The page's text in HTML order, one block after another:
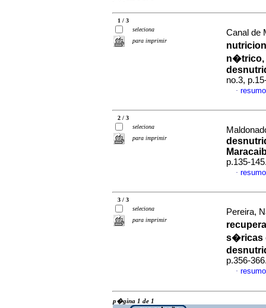
1 / 3
seleciona
para imprimir
Canal de
n�trico,
no.3,
·
2 / 3
seleciona
para imprimir
p.135-
·
3 / 3
seleciona
para imprimir
Pereira,
s�ricas
p.356-
·
p�gina 1 de 1